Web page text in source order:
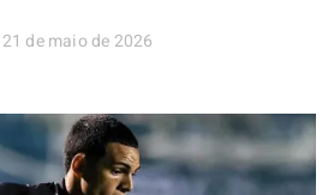
21 de maio de 2026